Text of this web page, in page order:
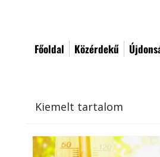
Főoldal Közérdekű
Kiemelt tartalom